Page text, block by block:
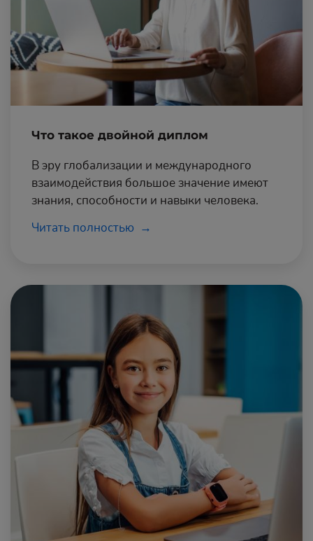
Что такое двойной диплом
В эру глобализации и международного
взаимодействия большое значение имеют
знания, способности и навыки человека.
Читать полностью